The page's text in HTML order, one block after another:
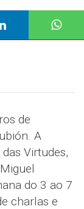
de
A
Virtudes,
do 3 ao 7
charlas e